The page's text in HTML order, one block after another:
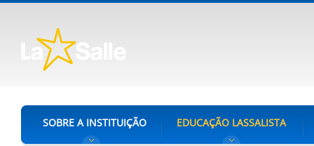
SOBRE A INSTITUIÇÃO EDUCAÇÃO LASSALISTA